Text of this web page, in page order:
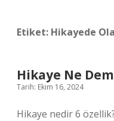
Etiket: Hikayede
Hikaye Ne
Tarih: Ekim 16, 2024
Hikaye nedir 6